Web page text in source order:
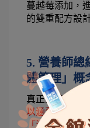
蔓越莓添加，
的雙重配方設
5. 營養師總
體管理」概
真正完整的泌
以涵蓋貓咪全
「泌尿道本身